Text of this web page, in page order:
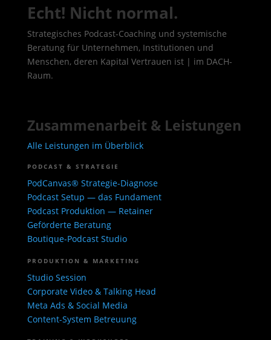
Echt! Nicht normal.
Strategisches Podcast-Coaching und systemische
Beratung für Unternehmen, Institutionen und
Menschen, deren Kapital Vertrauen ist | im DACH-
Raum.
Zusammenarbeit & Leistungen
Alle Leistungen im Überblick
PODCAST & STRATEGIE
PodCanvas® Strategie-Diagnose
Podcast Setup — das Fundament
Podcast Produktion — Retainer
Geförderte Beratung
Boutique-Podcast Studio
PRODUKTION & MARKETING
Studio Session
Corporate Video & Talking Head
Meta Ads & Social Media
Content-System Betreuung